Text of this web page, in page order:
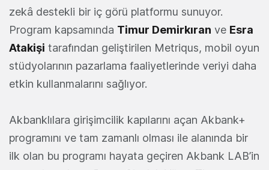
zekâ destekli bir iç görü platformu sunuyor.
Program kapsamında Timur Demirkıran ve Esra
Atakişi tarafından geliştirilen Metriqus, mobil oyun
stüdyolarının pazarlama faaliyetlerinde veriyi daha
etkin kullanmalarını sağlıyor.
Akbanklılara girişimcilik kapılarını açan Akbank+
programını ve tam zamanlı olması ile alanında bir
ilk olan bu programı hayata geçiren Akbank LAB’in